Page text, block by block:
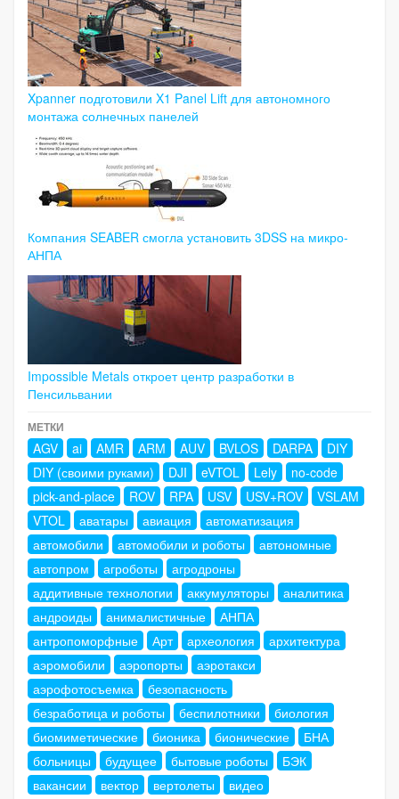
Xpanner подготовили X1 Panel Lift для автономного
монтажа солнечных панелей
Компания SEABER смогла установить 3DSS на микро-
АНПА
Impossible Metals откроет центр разработки в
Пенсильвании
МЕТКИ
AGV ai AMR ARM AUV BVLOS DARPA
DIY
DIY (своими руками)
DJI eVTOL Lely
no-code
pick-and-place
ROV RPA USV USV+ROV
VSLAM
VTOL
аватары авиация
автоматизация
автомобили
автомобили и роботы
автономные
автопром
агроботы
агродроны
аддитивные технологии
аккумуляторы
аналитика
андроиды
анималистичные
АНПА
антропоморфные
Арт археология
архитектура
аэромобили
аэропорты
аэротакси
аэрофотосъемка
безопасность
безработица и роботы
беспилотники
биология
биомиметические
бионика бионические
БНА
больницы
будущее бытовые роботы
БЭК
вакансии
вектор вертолеты видео